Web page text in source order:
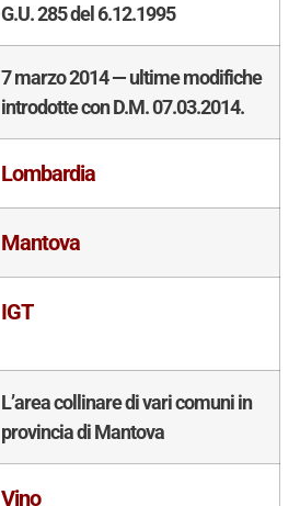
G.U. 285 del 6.12.1995
7 marzo 2014 — ultime modifiche
introdotte con D.M. 07.03.2014.
Lombardia
Mantova
IGT
L’area collinare di vari comuni in
provincia di Mantova
Vino